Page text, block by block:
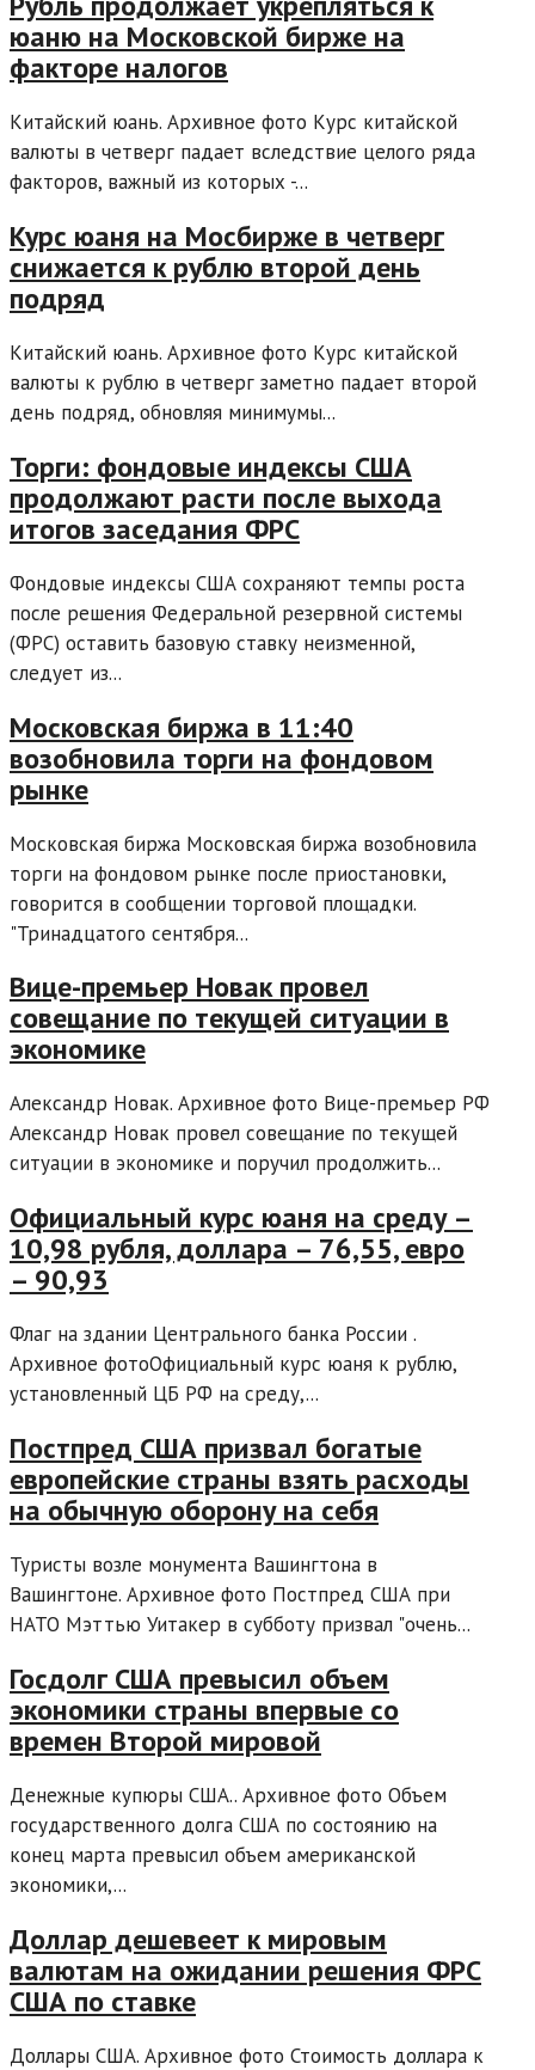
юаню на Московской бирже на
факторе налогов
Китайский юань. Архивное фото Курс китайской
валюты в четверг падает вследствие целого ряда
факторов, важный из которых -...
Курс юаня на Мосбирже в четверг
снижается к рублю второй день
подряд
Китайский юань. Архивное фото Курс китайской
валюты к рублю в четверг заметно падает второй
день подряд, обновляя минимумы...
Торги: фондовые индексы США
продолжают расти после выхода
итогов заседания ФРС
Фондовые индексы США сохраняют темпы роста
после решения Федеральной резервной системы
(ФРС) оставить базовую ставку неизменной,
следует из...
Московская биржа в 11:40
возобновила торги на фондовом
рынке
Московская биржа Московская биржа возобновила
торги на фондовом рынке после приостановки,
говорится в сообщении торговой площадки.
"Тринадцатого сентября...
Вице-премьер Новак провел
совещание по текущей ситуации в
экономике
Александр Новак. Архивное фото Вице-премьер РФ
Александр Новак провел совещание по текущей
ситуации в экономике и поручил продолжить...
Официальный курс юаня на среду –
10,98 рубля, доллара – 76,55, евро
– 90,93
Флаг на здании Центрального банка России .
Архивное фотоОфициальный курс юаня к рублю,
установленный ЦБ РФ на среду,...
Постпред США призвал богатые
европейские страны взять расходы
на обычную оборону на себя
Туристы возле монумента Вашингтона в
Вашингтоне. Архивное фото Постпред США при
НАТО Мэттью Уитакер в субботу призвал "очень...
Госдолг США превысил объем
экономики страны впервые со
времен Второй мировой
Денежные купюры США.. Архивное фото Объем
государственного долга США по состоянию на
конец марта превысил объем американской
экономики,...
Доллар дешевеет к мировым
валютам на ожидании решения ФРС
США по ставке
Доллары США. Архивное фото Стоимость доллара к